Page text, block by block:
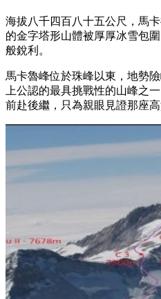
海拔八千四百八十五公尺，馬
的金字塔形山體被厚厚冰雪包
般銳利。
馬卡魯峰位於珠峰以東，地勢
上公認的最具挑戰性的山峰之
前赴後繼，只為親眼見證那座